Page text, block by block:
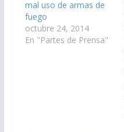
mal uso de armas de
fuego
octubre 24, 2014
En "Partes de Prensa"